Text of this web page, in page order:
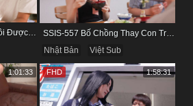
ABW-290 Về Quê Chơi Tôi Được Đụ Cô Bạn Thân Từ Thuở Nhỏ
Nhật Bản
Việt Sub
1:01:33 FHD 1:58:31